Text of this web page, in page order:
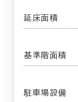
延床面積
基準階面積
駐車場設備